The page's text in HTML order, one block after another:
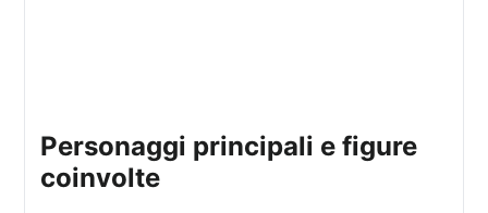
personaggi principali e figure
coinvolte